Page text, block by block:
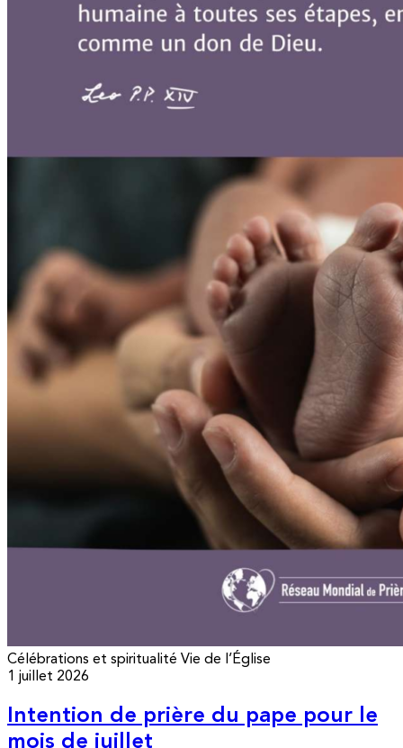
Célébrations et spiritualité Vie de l’Église
1 juillet 2026
Intention de prière du pape pour le
mois de juillet